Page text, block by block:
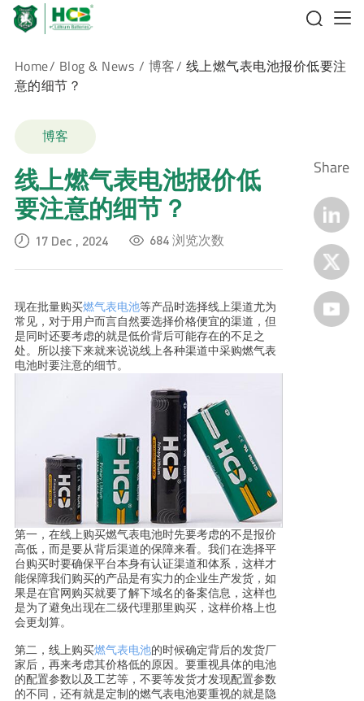
Home/ Blog & News / 博客/ 线上燃气表电池报价低要注
意的细节？
博客
线上燃气表电池报价低
要注意的细节？
17 Dec , 2024 684 浏览次数
现在批量购买燃气表电池等产品时选择线上渠道尤为
常见，对于用户而言自然要选择价格便宜的渠道，但
是同时还要考虑的就是低价背后可能存在的不足之
处。所以接下来就来说说线上各种渠道中采购燃气表
电池时要注意的细节。
第一，在线上购买燃气表电池时先要考虑的不是报价
高低，而是要从背后渠道的保障来看。我们在选择平
台购买时要确保平台本身有认证渠道和体系，这样才
能保障我们购买的产品是有实力的企业生产发货，如
果是在官网购买就要了解下域名的备案信息，这样也
是为了避免出现在二级代理那里购买，这样价格上也
会更划算。
第二，线上购买燃气表电池的时候确定背后的发货厂
家后，再来考虑其价格低的原因。要重视具体的电池
的配置参数以及工艺等，不要等发货才发现配置参数
的不同，还有就是定制的燃气表电池要重视的就是隐
Share